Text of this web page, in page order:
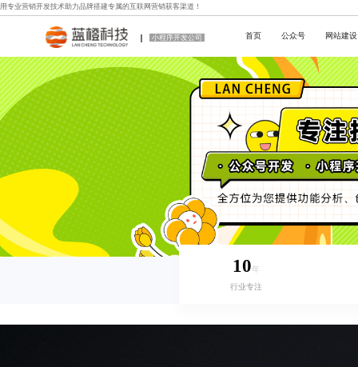
用专业营销开发技术助力品牌搭建专属的互联网营销获客渠道！
小程序开发公司 首页 公众号 网站建设
10年
行业专注